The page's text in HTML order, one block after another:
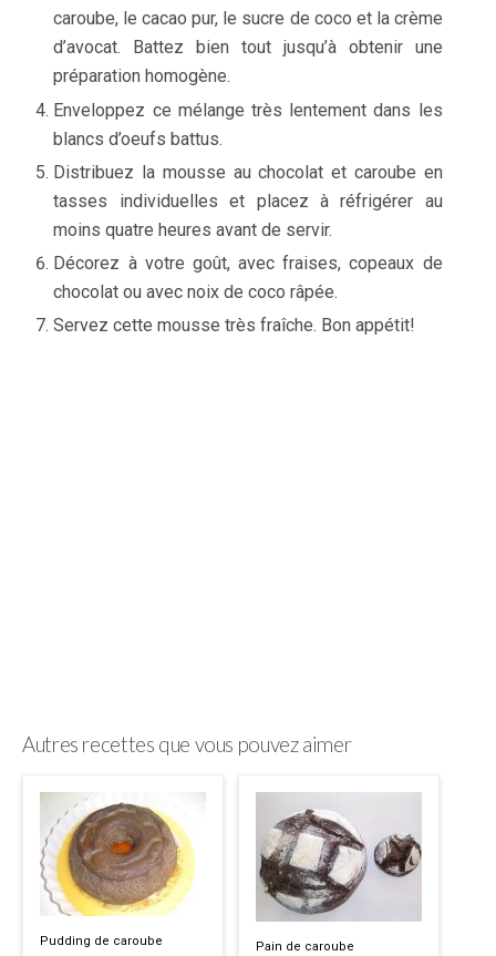
caroube, le cacao pur, le sucre de coco et la crème
d’avocat. Battez bien tout jusqu’à obtenir une
préparation homogène.
Enveloppez ce mélange très lentement dans les
blancs d’oeufs battus.
Distribuez la mousse au chocolat et caroube en
tasses individuelles et placez à réfrigérer au
moins quatre heures avant de servir.
Décorez à votre goût, avec fraises, copeaux de
chocolat ou avec noix de coco râpée.
Servez cette mousse très fraîche. Bon appétit!
Autres recettes que vous pouvez aimer
Pudding de caroube Pain de caroube